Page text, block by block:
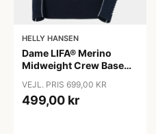
HELLY HANSEN
Dame LIFA® Merino
Midweight Crew Base
VEJL. PRIS 699,00 KR
499,00 kr